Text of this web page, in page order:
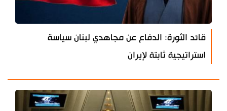
قائد الثورة: الدفاع عن مجاهدي لبنان سياسة
استراتيجية ثابتة لإيران